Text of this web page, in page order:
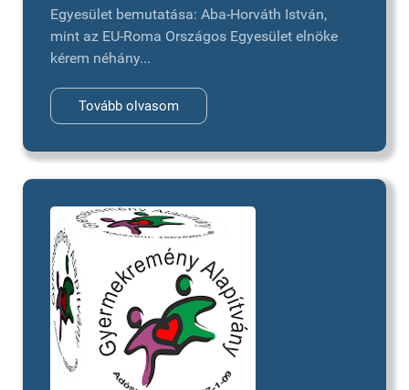
Egyesület bemutatása: Aba-Horváth István,
mint az EU-Roma Országos Egyesület elnöke
kérem néhány...
Tovább olvasom